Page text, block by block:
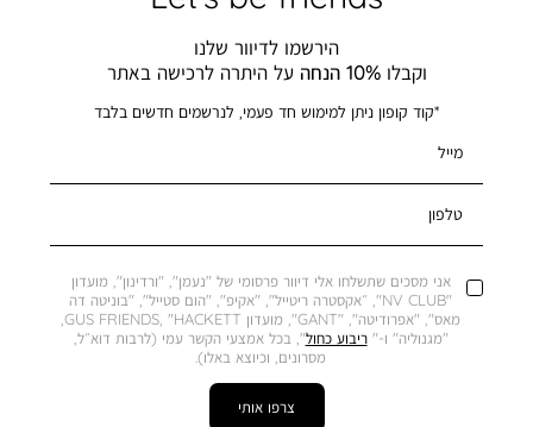
הירשמו לדיוור שלנו
וקבלו10% הנחה על היתרה לרכישה באתר
*קוד קופון ניתן למימוש חד פעמי, לנרשמים חדשים בלבד
מייל
טלפון
אני מסכים שתשלחו אלי דיוור פרסומי של "נעמן", "ורדינון", מועדון
"NV CLUB", ״אקסטרה ריטייל", "אקיפ", "הום סטייל", "בוניטה דה
מאס", "אפרודיטה", "GANT", מועדון GUS FRIENDS, "HACKETT,
"מגנוליה" ו-" ריבוע כחול", בכל אמצעי הקשר עמי (לרבות דוא״ל,
מסרונים, וכיוצא באלו).
צרפו אותי